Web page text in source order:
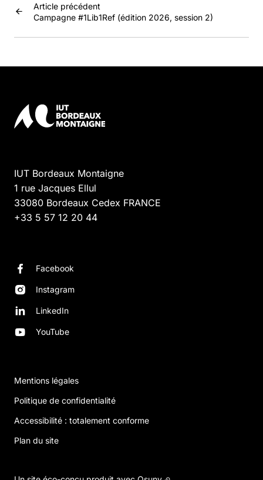
Article précédent
Campagne #1Lib1Ref (édition 2026, session 2)
IUT Bordeaux Montaigne
1 rue Jacques Ellul
33080 Bordeaux Cedex FRANCE
+33 5 57 12 20 44
Facebook
Instagram
LinkedIn
YouTube
Mentions légales
Politique de confidentialité
Accessibilité : totalement conforme
Plan du site